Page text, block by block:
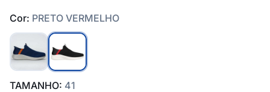
Cor: PRETO VERMELHO
TAMANHO: 41